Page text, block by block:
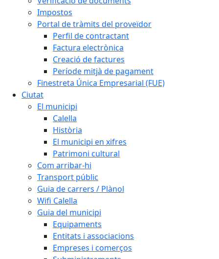
Impostos
Portal de tràmits del proveïdor
Perfil de contractant
Factura electrònica
Creació de factures
Període mitjà de pagament
Finestreta Única Empresarial (FUE)
Ciutat
El municipi
Calella
Història
El municipi en xifres
Patrimoni cultural
Com arribar-hi
Transport públic
Guia de carrers / Plànol
Wifi Calella
Guia del municipi
Equipaments
Entitats i associacions
Empreses i comerços